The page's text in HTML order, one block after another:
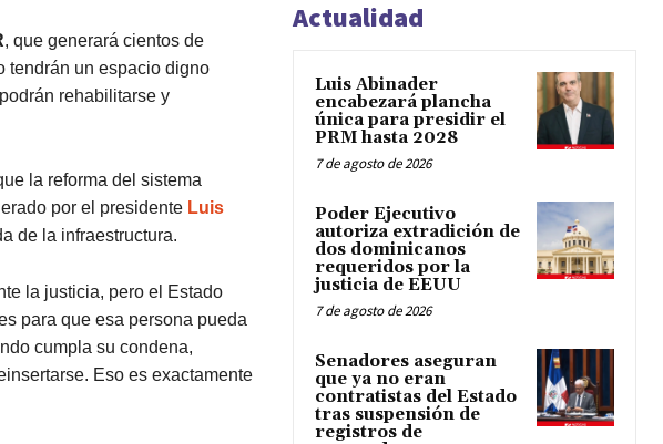
, que generará cientos de
tendrán un espacio digno
rehabilitarse y
la reforma del sistema
por el presidente Luis
de la infraestructura.
la justicia, pero el Estado
para que esa persona pueda
cumpla su condena,
Eso es exactamente
Actualidad
Luis Abinader
encabezará plancha
única para presidir el
PRM hasta 2028
7 de agosto de 2026
Poder Ejecutivo
autoriza extradición de
dos dominicanos
requeridos por la
justicia de EEUU
7 de agosto de 2026
Senadores aseguran
que ya no eran
contratistas del Estado
tras suspensión de
registros de